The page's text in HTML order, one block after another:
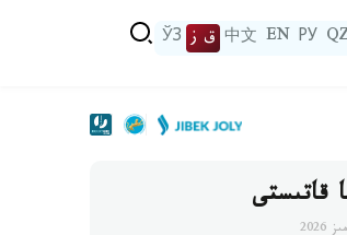
РУ
EN
中文 ق ز ЎЗ
قاتىستى